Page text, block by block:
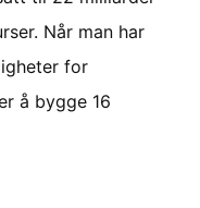
Når man har
for
å bygge 16